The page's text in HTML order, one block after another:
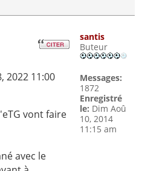
2022 11:00
vont faire
avec le
santis
Buteur
Messages:
1872
Enregistré
le: Dim Aoû
10, 2014
11:15 am